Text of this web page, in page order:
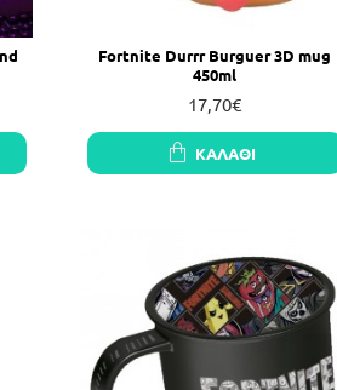
Fortnite Durrr Burguer 3D mug
450ml
17,70€
ΚΑΛΆΘΙ